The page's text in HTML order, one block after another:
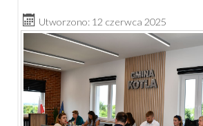
Utworzono: 12 czerwca 2025